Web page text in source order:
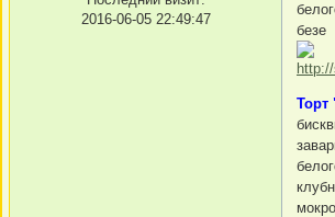
2016-06-05 22:49:47
безе